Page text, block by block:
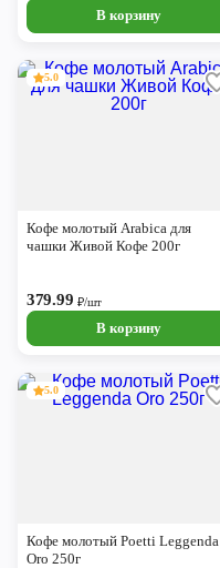
В корзину
5.0
Кофе молотый Arabica для
чашки Живой Кофе 200г
379.99 ₽/шт
В корзину
5.0
Кофе молотый Poetti Leggenda
Oro 250г